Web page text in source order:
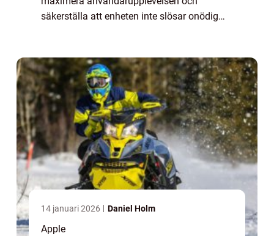
säkerställa att enheten inte slösar onödig
A...
14 januari 2026 Daniel Holm
Apple